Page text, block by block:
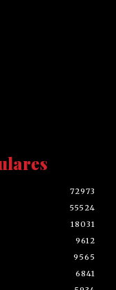
72973
55524
18031
9612
9565
6841